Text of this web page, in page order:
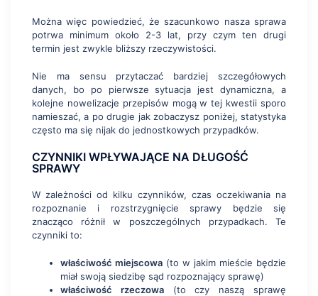
Można więc powiedzieć, że szacunkowo nasza sprawa
potrwa minimum około 2-3 lat, przy czym ten drugi
termin jest zwykle bliższy rzeczywistości.
Nie ma sensu przytaczać bardziej szczegółowych
danych, bo po pierwsze sytuacja jest dynamiczna, a
kolejne nowelizacje przepisów mogą w tej kwestii sporo
namieszać, a po drugie jak zobaczysz poniżej, statystyka
często ma się nijak do jednostkowych przypadków.
CZYNNIKI WPŁYWAJĄCE NA DŁUGOŚĆ
SPRAWY
W zależności od kilku czynników, czas oczekiwania na
rozpoznanie i rozstrzygnięcie sprawy będzie się
znacząco różnił w poszczególnych przypadkach. Te
czynniki to:
właściwość miejscowa (to w jakim mieście będzie
miał swoją siedzibę sąd rozpoznający sprawę)
właściwość rzeczowa(to czy naszą sprawę